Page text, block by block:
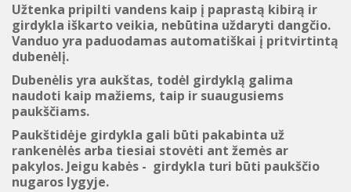
Užtenka pripilti vandens kaip į paprastą kibirą ir
girdykla iškarto veikia, nebūtina uždaryti dangčio.
Vanduo yra paduodamas automatiškai į pritvirtintą
dubenėlį.
Dubenėlis yra aukštas, todėl girdyklą galima
naudoti kaip mažiems, taip ir suaugusiems
paukščiams.
Paukštidėje girdykla gali būti pakabinta už
rankenėlės arba tiesiai stovėti ant žemės ar
pakylos. Jeigu kabės - girdykla turi būti paukščio
nugaros lygyje.